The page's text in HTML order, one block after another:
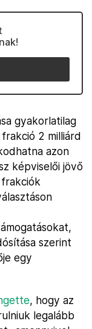
gyakorlatilag
2 milliárd
azon
képviselői jövő
szerint
egy
, hogy az
legalább